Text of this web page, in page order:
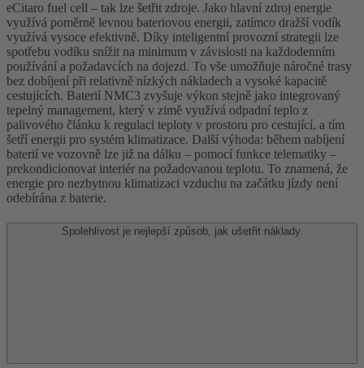
eCitaro fuel cell – tak lze šetřit zdroje. Jako hlavní zdroj energie
využívá poměrně levnou bateriovou energii, zatímco dražší vodík
využívá vysoce efektivně. Díky inteligentní provozní strategii lze
spotřebu vodíku snížit na minimum v závislosti na každodenním
používání a požadavcích na dojezd. To vše umožňuje náročné trasy
bez dobíjení při relativně nízkých nákladech a vysoké kapacitě
cestujících. Baterií NMC3 zvyšuje výkon stejně jako integrovaný
tepelný management, který v zimě využívá odpadní teplo z
palivového článku k regulaci teploty v prostoru pro cestující, a tím
šetří energii pro systém klimatizace. Další výhoda: během nabíjení
baterií ve vozovně lze již na dálku – pomocí funkce telematiky –
prekondicionovat interiér na požadovanou teplotu. To znamená, že
energie pro nezbytnou klimatizaci vzduchu na začátku jízdy není
odebírána z baterie.
Spolehlivost je nejlepší způsob, jak ušetřit náklady.